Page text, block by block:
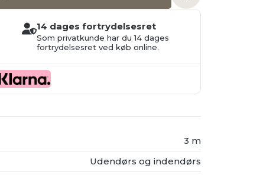
14 dages fortrydelsesret
Som privatkunde har du 14 dages
fortrydelsesret ved køb online.
3 m
Udendørs og indendørs